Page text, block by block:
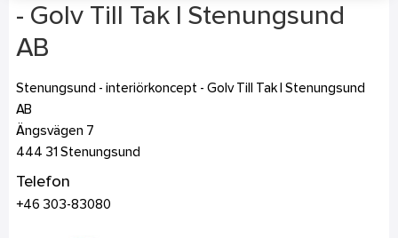
- Golv Till Tak I Stenungsund
AB
Stenungsund - interiörkoncept - Golv Till Tak I Stenungsund
AB
Ängsvägen 7
444 31 Stenungsund
Telefon
+46 303-83080